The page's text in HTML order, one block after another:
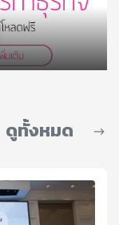
ดูทั้งหมด